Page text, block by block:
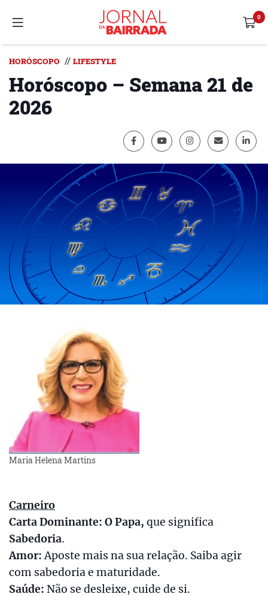
HORÓSCOPO // LIFESTYLE
Horóscopo – Semana 21 de
2026
Maria Helena Martins
Carneiro
Carta Dominante: O Papa, que significa
Sabedoria.
Amor:Aposte mais na sua relação. Saiba agir
com sabedoria e maturidade.
Saúde: Não se desleixe, cuide de si.